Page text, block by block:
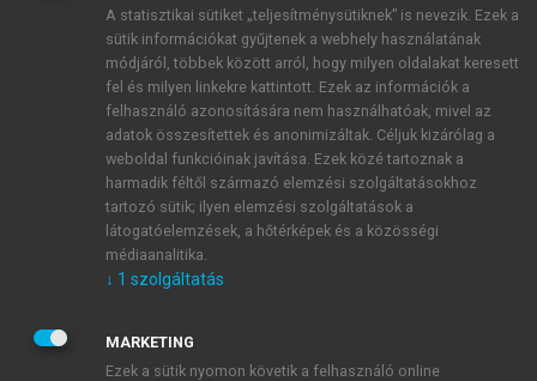
ÚJ FIÓK LÉTREHOZÁSA
1 óra díjmentes hozzáférés
E-MAIL-CÍM
JELSZÓ
A statisztikai sütiket „teljesítménysütiknek” is nevezik. Ezek a
sütik információkat gyűjtenek a webhely használatának
módjáról, többek között arról, hogy milyen oldalakat keresett
fel és milyen linkekre kattintott. Ezek az információk a
felhasználó azonosítására nem használhatóak, mivel az
adatok összesítettek és anonimizáltak. Céljuk kizárólag a
weboldal funkcióinak javítása. Ezek közé tartoznak a
harmadik féltől származó elemzési szolgáltatásokhoz
tartozó sütik; ilyen elemzési szolgáltatások a
látogatóelemzések, a hőtérképek és a közösségi
médiaanalitika.
↓ 1 szolgáltatás
MARKETING
Ezek a sütik nyomon követik a felhasználó online